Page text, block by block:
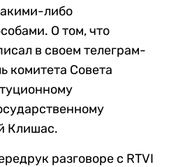
либо
О том, что
в своем телеграм-
комитета Совета
Клишас.
разговоре с RTVI